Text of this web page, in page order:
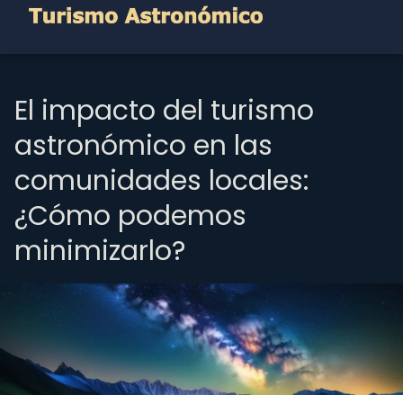
El impacto del turismo
astronómico en las
comunidades locales:
¿Cómo podemos
minimizarlo?